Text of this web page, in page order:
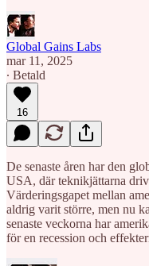
Global Gains Labs
mar 11, 2025
∙ Betald
16
De senaste åren har den
USA, där teknikjättarna
Värderingsgapet mellan
aldrig varit större, men nu
senaste veckorna har
för en recession och